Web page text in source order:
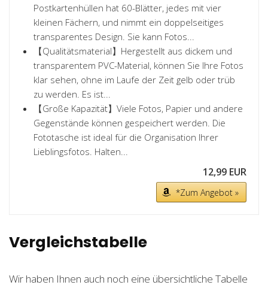
Postkartenhüllen hat 60-Blätter, jedes mit vier
kleinen Fächern, und nimmt ein doppelseitiges
transparentes Design. Sie kann Fotos...
【Qualitätsmaterial】Hergestellt aus dickem und
transparentem PVC-Material, können Sie Ihre Fotos
klar sehen, ohne im Laufe der Zeit gelb oder trüb
zu werden. Es ist...
【Große Kapazität】Viele Fotos, Papier und andere
Gegenstände können gespeichert werden. Die
Fototasche ist ideal für die Organisation Ihrer
Lieblingsfotos. Halten...
12,99 EUR
*Zum Angebot »
Vergleichstabelle
Wir haben Ihnen auch noch eine übersichtliche Tabelle